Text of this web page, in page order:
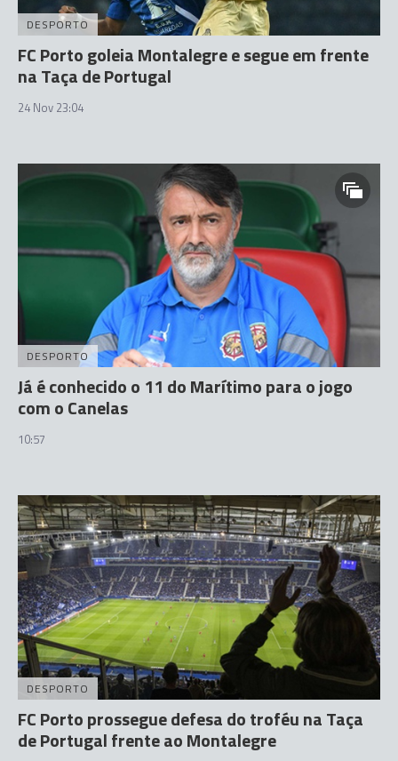
DESPORTO
FC Porto goleia Montalegre e segue em frente
na Taça de Portugal
24 Nov 23:04
DESPORTO
Já é conhecido o 11 do Marítimo para o jogo
com o Canelas
10:57
DESPORTO
FC Porto prossegue defesa do troféu na Taça
de Portugal frente ao Montalegre